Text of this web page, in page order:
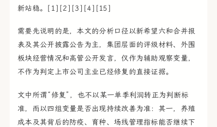
新站稳。[1][2][3][4][15]
需要先说明的是，本文的分析口径以新希望六和合并报
表及其公开披露公告为主，集团层面的评级材料、外围
板块经营情况和高管公开发言，仅作为辅助观察变量，
不作为判定上市公司主业已经修复的直接证据。
文中所谓“修复”，也不以某一单季利润转正为判断标
准，而以四组变量是否出现持续改善为准：其一，养殖
成本及其背后的防疫、育种、场线管理指标能否继续下